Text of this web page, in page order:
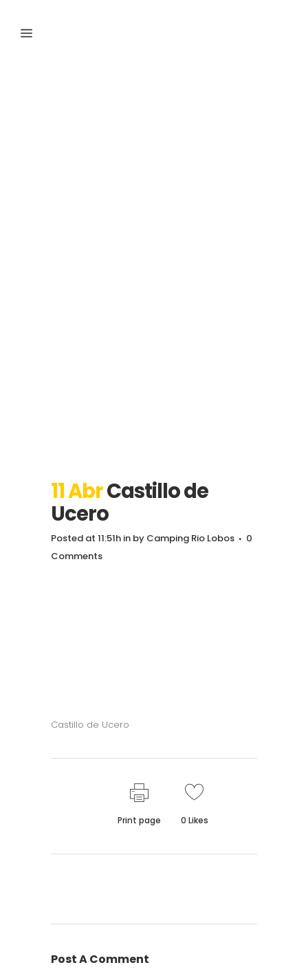
11 AbrCastillo de
Ucero
Posted at 11:51h in by Camping Rio Lobos
0
Comments
Castillo de Ucero
Print page 0 Likes
Post A Comment